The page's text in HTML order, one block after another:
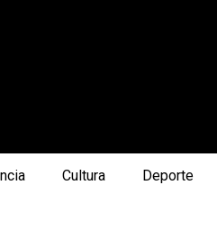
Cultura Deporte